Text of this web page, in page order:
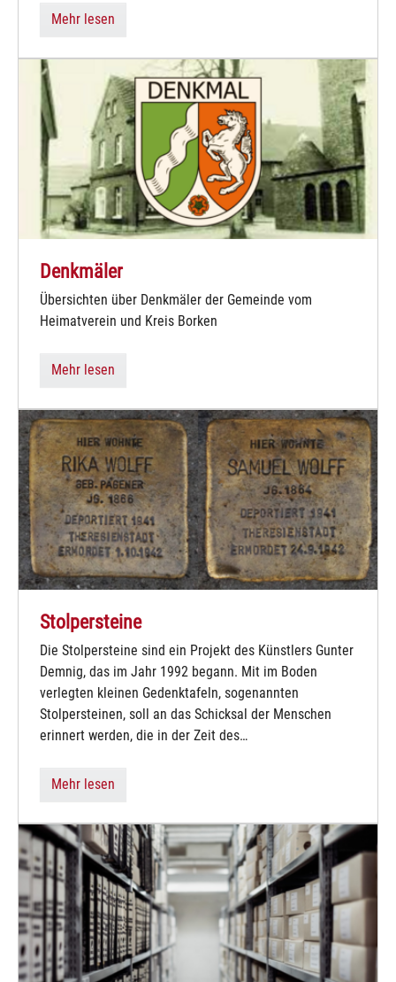
Mehr lesen
Denkmäler
Übersichten über Denkmäler der Gemeinde vom
Heimatverein und Kreis Borken
Mehr lesen
Stolpersteine
Die Stolpersteine sind ein Projekt des Künstlers Gunter
Demnig, das im Jahr 1992 begann. Mit im Boden
verlegten kleinen Gedenktafeln, sogenannten
Stolpersteinen, soll an das Schicksal der Menschen
erinnert werden, die in der Zeit des…
Mehr lesen